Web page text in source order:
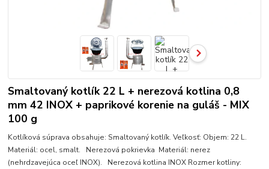
Smaltovaný kotlík 22 L + nerezová kotlina 0,8
mm 42 INOX + paprikové korenie na guláš - MIX
100 g
Kotlíková súprava obsahuje: Smaltovaný kotlík. Veľkosť: Objem: 22 L.
Materiál: ocel, smalt. Nerezová pokrievka Materiál: nerez
(nehrdzavejúca oceľ INOX). Nerezová kotlina INOX Rozmer kotliny: